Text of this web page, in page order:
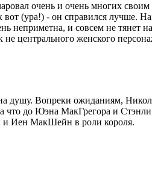
очень и очень многих
вот (ура!) - он справился лучше.
неприметна, и совсем не
центрального женского
душу. Вопреки ожиданиям,
что до Юэна МакГрегора и
и Иен МакШейн в роли короля.